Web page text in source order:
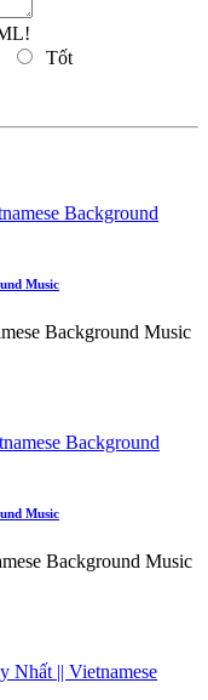
Tốt
Music
Background Music
Music
Background Music